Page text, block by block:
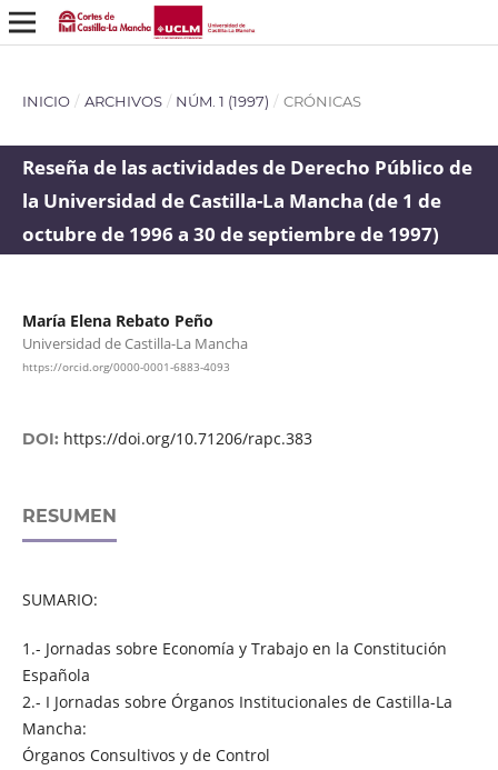
INICIO / ARCHIVOS / NÚM. 1 (1997) / CRÓNICAS
Reseña de las actividades de Derecho Público de
la Universidad de Castilla-La Mancha (de 1 de
octubre de 1996 a 30 de septiembre de 1997)
María Elena Rebato Peño
Universidad de Castilla-La Mancha
https://orcid.org/0000-0001-6883-4093
DOI: https://doi.org/10.71206/rapc.383
RESUMEN
SUMARIO:
1.- Jornadas sobre Economía y Trabajo en la Constitución
Española
2.- I Jornadas sobre Órganos Institucionales de Castilla-La
Mancha:
Órganos Consultivos y de Control